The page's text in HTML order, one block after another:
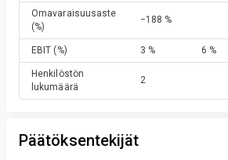
Omavaraisuusaste
(%)
−188 %
EBIT (%) 3 % 6 %
Henkilöstön
lukumäärä
2
Päätöksentekijät